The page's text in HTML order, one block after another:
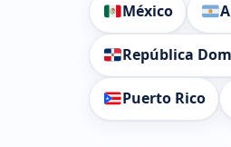
México
República
Puerto Rico